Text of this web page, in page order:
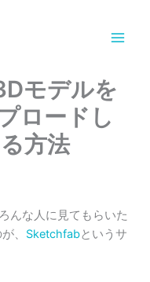
モデルを
ロードし
方法
んな人に見てもらいた
、 Sketchfabというサ